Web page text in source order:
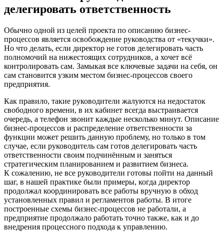
делегировать ответственность
Обычно одной из целей проекта по описанию бизнес-
процессов является освобождение руководства от «текучки».
Но что делать, если директор не готов делегировать часть
полномочий на нижестоящих сотрудников, а хочет всё
контролировать сам. Замыкая все ключевые задачи на себя, он
сам становится узким местом бизнес-процессов своего
предприятия.
Как правило, такие руководители жалуются на недостаток
свободного времени, в их кабинет всегда выстраивается
очередь, а телефон звонит каждые несколько минут. Описание
бизнес-процессов и распределение ответственности за
функции может решить данную проблему, но только в том
случае, если руководитель сам готов делегировать часть
ответственности своим подчинённым и заняться
стратегическим планированием и развитием бизнеса.
К сожалению, не все руководители готовы пойти на данный
шаг, в нашей практике были примеры, когда директор
продолжал координировать все работы вручную в обход
установленных правил и регламентов работы. В итоге
построенные схемы бизнес-процессов не работали, а
предприятие продолжало работать точно также, как и до
внедрения процессного подхода к управлению.